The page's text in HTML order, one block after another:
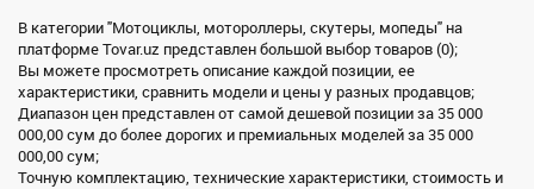
В категории "Мотоциклы, мотороллеры, скутеры, мопеды" на
платформе Tovar.uz представлен большой выбор товаров (0);
Вы можете просмотреть описание каждой позиции, ее
характеристики, сравнить модели и цены у разных продавцов;
Диапазон цен представлен от самой дешевой позиции за 35 000
000,00 сум до более дорогих и премиальных моделей за 35 000
000,00 сум;
Точную комплектацию, технические характеристики, стоимость и